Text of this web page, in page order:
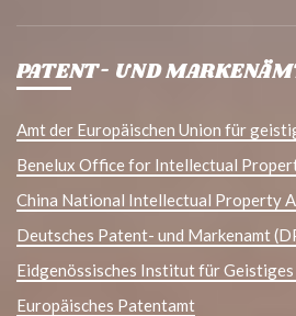
PATENT- UND
Amt der Europäischen Union für
Benelux Office for Intellectual
China National Intellectual Property
Deutsches Patent- und Markenamt
Eidgenössisches Institut für
Europäisches Patentamt